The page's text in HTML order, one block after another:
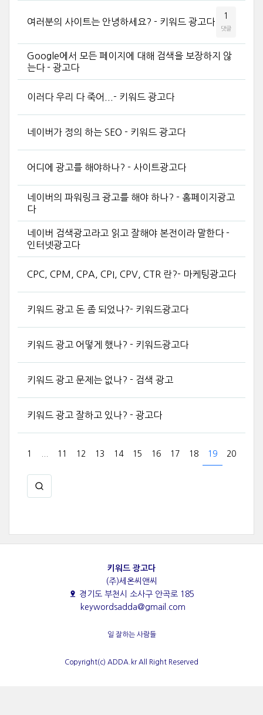
여러분의 사이트는 안녕하세요? - 키워드 광고다
1
댓글
Google에서 모든 페이지에 대해 검색을 보장하지 않
는다 - 광고다
이러다 우리 다 죽어...- 키워드 광고다
네이버가 정의 하는 SEO - 키워드 광고다
어디에 광고를 해야하나? - 사이트광고다
네이버의 파워링크 광고를 해야 하나? - 홈페이지광고
다
네이버 검색광고라고 읽고 잘해야 본전이라 말한다 -
인터넷광고다
CPC, CPM, CPA, CPI, CPV, CTR 란?- 마케팅광고다
키워드 광고 돈 좀 되었나?- 키워드광고다
키워드 광고 어떻게 했나? - 키워드광고다
키워드 광고 문제는 없나? - 검색 광고
키워드 광고 잘하고 있나? - 광고다
1 11 12 13 14 15 16 17 18 19 20
키워드 광고다
(주)세온씨앤씨
경기도 부천시 소사구 안곡로 185
keywordsadda@gmail.com
일 잘하는 사람들
Copyright(c) ADDA.kr All Right Reserved